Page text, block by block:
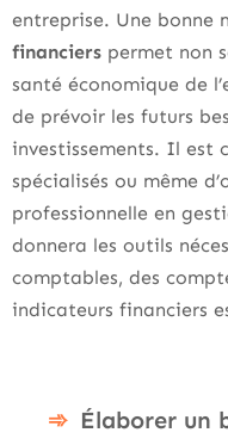
entreprise. Une bonne
financiers permet non
santé économique de
de prévoir les futurs
investissements. Il est
spécialisés ou même
professionnelle en
donnera les outils
comptables, des
indicateurs financiers
Élaborer un